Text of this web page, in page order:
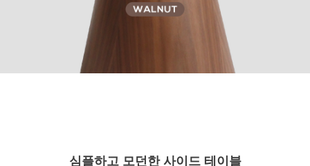
심플하고 모던한 사이드 테이블